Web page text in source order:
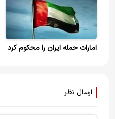
امارات حمله ایران را محکوم کرد
ارسال نظر